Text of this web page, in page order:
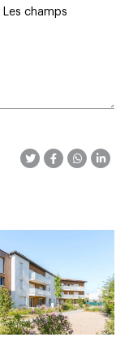
Les champs